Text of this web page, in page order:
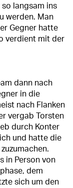
so langsam ins
werden. Man
Gegner hatte
verdient mit der
dann nach
in die
nach Flanken
vergab Torsten
durch Konter
und hatte die
in Person von
dem
sich um den